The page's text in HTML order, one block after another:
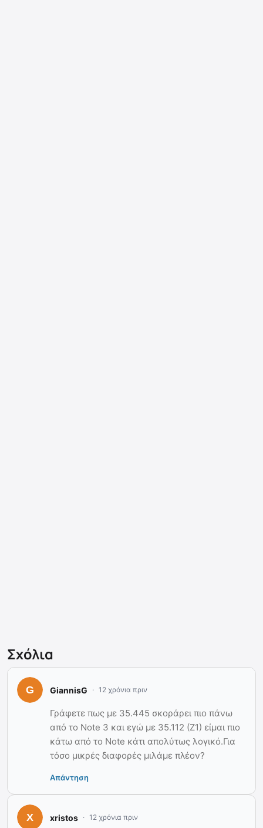
Σχόλια
GiannisG 12 χρόνια πριν
Γράφετε πως με 35.445 σκοράρει πιο πάνω
από το Note 3 και εγώ με 35.112 (Ζ1) είμαι πιο
κάτω από το Note κάτι απολύτως λογικό.Για
τόσο μικρές διαφορές μιλάμε πλέον?
Απάντηση
xristos 12 χρόνια πριν